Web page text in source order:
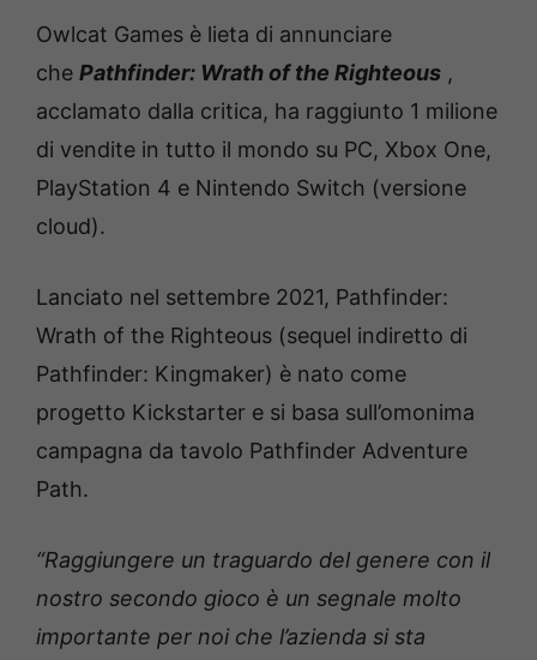
Owlcat Games è lieta di annunciare
che Pathfinder: Wrath of the Righteous ,
acclamato dalla critica, ha raggiunto 1 milione
di vendite in tutto il mondo su PC, Xbox One,
PlayStation 4 e Nintendo Switch (versione
cloud).
Lanciato nel settembre 2021, Pathfinder:
Wrath of the Righteous (sequel indiretto di
Pathfinder: Kingmaker) è nato come
progetto Kickstarter e si basa sull’omonima
campagna da tavolo Pathfinder Adventure
Path.
“Raggiungere un traguardo del genere con il
nostro secondo gioco è un segnale molto
importante per noi che l’azienda si sta